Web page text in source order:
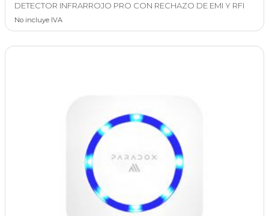
DETECTOR INFRARROJO PRO CON RECHAZO DE EMI Y RFI
No incluye IVA